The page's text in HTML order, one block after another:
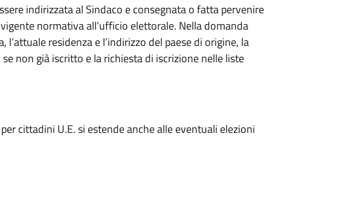
indirizzata al Sindaco e consegnata o fatta pervenire
normativa all’ufficio elettorale. Nella domanda
residenza e l’indirizzo del paese di origine, la
non già iscritto e la richiesta di iscrizione nelle liste
cittadini U.E. si estende anche alle eventuali elezioni